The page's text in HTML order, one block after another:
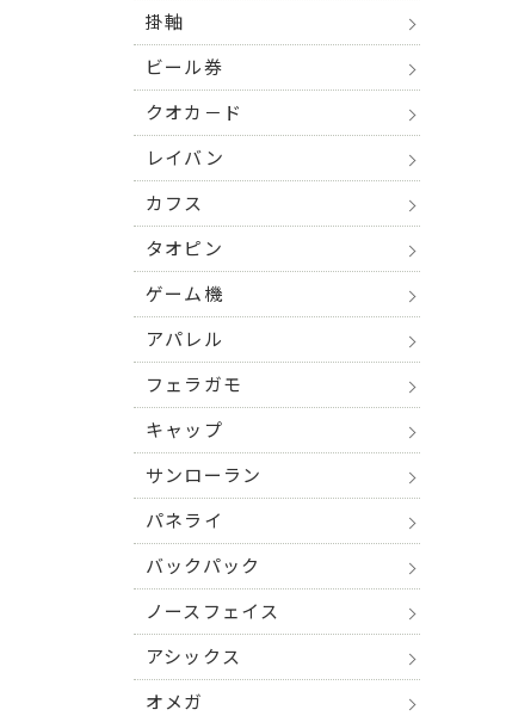
掛軸
ビール券
クオカ－ド
レイバン
カフス
タオピン
ゲーム機
アパレル
フェラガモ
キャップ
サンローラン
パネライ
バックパック
ノースフェイス
アシックス
オメガ